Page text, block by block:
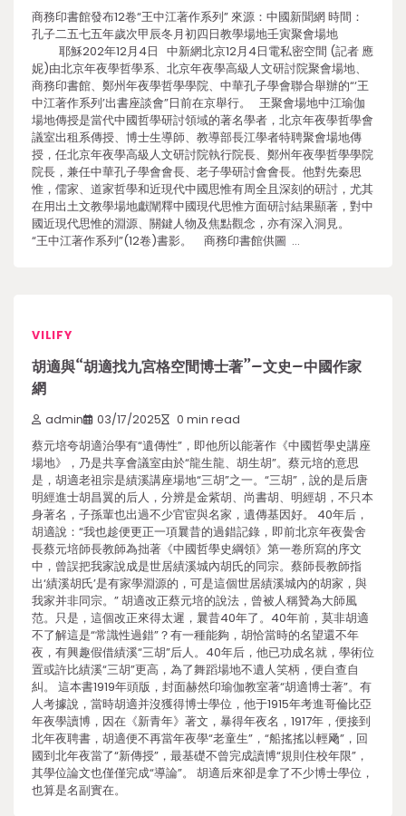
商務印書館發布12卷“王中江著作系列” 來源：中國新聞網 時間：
孔子二五七五年歲次甲辰冬月初四日教學場地壬寅聚會場地
耶穌202年12月4日 中新網北京12月4日電私密空間 (記者 應
妮)由北京年夜學哲學系、北京年夜學高級人文研討院聚會場地、
商務印書館、鄭州年夜學哲學學院、中華孔子學會聯合舉辦的“‘王
中江著作系列’出書座談會”日前在京舉行。 王聚會場地中江瑜伽
場地傳授是當代中國哲學研討領域的著名學者，北京年夜學哲學會
議室出租系傳授、博士生導師、教導部長江學者特聘聚會場地傳
授，任北京年夜學高級人文研討院執行院長、鄭州年夜學哲學學院
院長，兼任中華孔子學會會長、老子學研討會會長。他對先秦思
惟，儒家、道家哲學和近現代中國思惟有周全且深刻的研討，尤其
在用出土文教學場地獻闡釋中國現代思惟方面研討結果顯著，對中
國近現代思惟的淵源、關鍵人物及焦點觀念，亦有深入洞見。
“王中江著作系列”(12卷)書影。 商務印書館供圖 …
VILIFY
胡適與“胡適找九宮格空間博士著”–文史–中國作家
網
admin 03/17/2025 0 min read
蔡元培夸胡適治學有“遺傳性”，即他所以能著作《中國哲學史講座
場地》，乃是共享會議室由於“龍生龍、胡生胡”。蔡元培的意思
是，胡適老祖宗是績溪講座場地“三胡”之一。“三胡”，說的是后唐
明經進士胡昌翼的后人，分辨是金紫胡、尚書胡、明經胡，不只本
身著名，子孫輩也出過不少官宦與名家，遺傳基因好。 40年后，
胡適說：“我也趁便更正一項曩昔的過錯記錄，即前北京年夜黌舍
長蔡元培師長教師為拙著《中國哲學史綱領》第一卷所寫的序文
中，曾誤把我家說成是世居績溪城內胡氏的同宗。蔡師長教師指
出‘績溪胡氏’是有家學淵源的，可是這個世居績溪城內的胡家，與
我家并非同宗。” 胡適改正蔡元培的說法，曾被人稱贊為大師風
范。只是，這個改正來得太遲，曩昔40年了。40年前，莫非胡適
不了解這是“常識性過錯”？有一種能夠，胡恰當時的名望還不年
夜，有興趣假借績溪“三胡”后人。40年后，他已功成名就，學術位
置或許比績溪“三胡”更高，為了舞蹈場地不遺人笑柄，便自查自
糾。 這本書1919年頭版，封面赫然印瑜伽教室著“胡適博士著”。有
人考據說，當時胡適并沒獲得博士學位，他于1915年考進哥倫比亞
年夜學讀博，因在《新青年》著文，暴得年夜名，1917年，便接到
北年夜聘書，胡適便不再當年夜學“老童生”，“船搖搖以輕飏”，回
國到北年夜當了“新傳授”，最基礎不曾完成讀博“規則住校年限”，
其學位論文也僅僅完成“導論”。 胡適后來卻是拿了不少博士學位，
也算是名副實在。